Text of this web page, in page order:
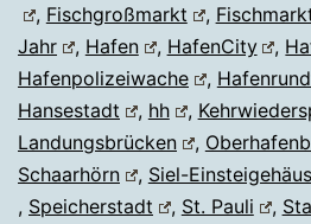
, Fischgroßmarkt ,
Jahr
, Hafen , HafenCity ,
Hafenpolizeiwache
,
Hansestadt
, hh ,
Landungsbrücken
,
Schaarhörn
, Siel-
, Speicherstadt , St. Pauli ,